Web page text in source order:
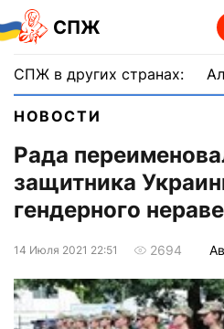
СПЖ
СПЖ в других странах:
НОВОСТИ
Рада
защитника
гендерного
14 Июля 2021 22:51 2694